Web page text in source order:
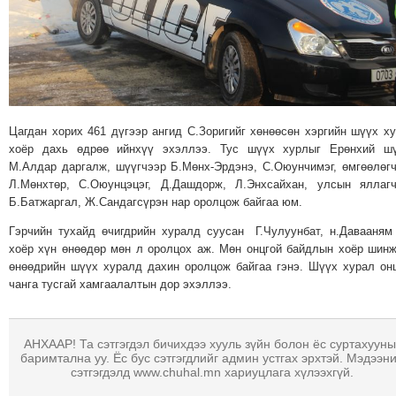
МЭДЭХҮЙ
ТЕХНОЛОГИ
ЭРДЭНЭТ
ҮЙЛДВЭРИЙН
ТОЙРОНД
ХАВРЫН
ЧУУЛГАНЫ
ЭРГЭН
"ОУВС"-
ИЙН
ЭРГЭН
"ЖИ
ТАЙМ"ЫН
Цагдан хорих 461 дүгээр ангид С.Зоригийг хөнөөсөн хэргийн шүүх
хоёр дахь өдрөө ийнхүү эхэллээ. Тус шүүх хурлыг Ерөнхий
М.Алдар даргалж, шүүгчээр Б.Мөнх-Эрдэнэ, С.Оюунчимэг,
Л.Мөнхтөр, С.Оюунцэцэг, Д.Дашдорж, Л.Энхсайхан, улсын
Б.Батжаргал, Ж.Сандагсүрэн нар оролцож байгаа юм.
Гэрчийн тухайд өчигдрийн хуралд суусан Г.Чулуунбат, н.Давааням
хоёр хүн өнөөдөр мөн л оролцох аж. Мөн онцгой байдлын хоёр
өнөөдрийн шүүх хуралд дахин оролцож байгаа гэнэ. Шүүх хурал
чанга тусгай хамгаалалтын дор эхэллээ.
АНХААР! Та сэтгэгдэл бичихдээ хууль зүйн болон ёс
баримтална уу. Ёс бус сэтгэгдлийг админ устгах эрхтэй.
сэтгэгдэлд www.chuhal.mn хариуцлага хүлээхгүй.